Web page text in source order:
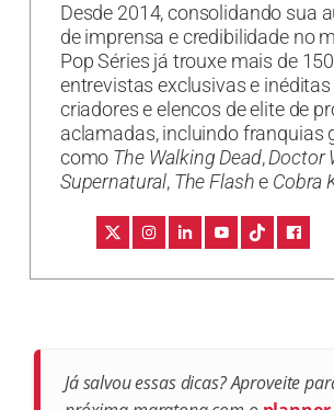
Desde 2014, consolidando sua
de imprensa e credibilidade no
Pop Séries já trouxe mais de 150
entrevistas exclusivas e
criadores e elencos de elite de
aclamadas, incluindo franquias
como The Walking Dead,Doctor
Supernatural, The Flashe Cobra
Já salvou essas dicas? Aproveite